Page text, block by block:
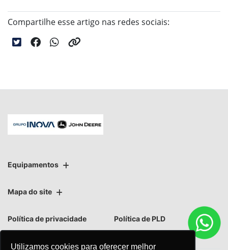
Utilizamos cookies para oferecer melhor
Compartilhe esse artigo nas redes sociais:
Equipamentos
Mapa do site
Política de privacidade Política de PLD